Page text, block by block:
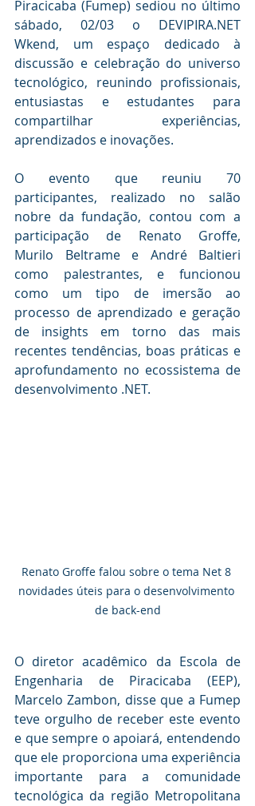
Piracicaba (Fumep) sediou no último
sábado, 02/03 o DEVIPIRA.NET
Wkend, um espaço dedicado à
discussão e celebração do universo
tecnológico, reunindo profissionais,
entusiastas e estudantes para
compartilhar experiências,
aprendizados e inovações.
O evento que reuniu 70
participantes, realizado no salão
nobre da fundação, contou com a
participação de Renato Groffe,
Murilo Beltrame e André Baltieri
como palestrantes, e funcionou
como um tipo de imersão ao
processo de aprendizado e geração
de insights em torno das mais
recentes tendências, boas práticas e
aprofundamento no ecossistema de
desenvolvimento .NET.
Renato Groffe falou sobre o tema Net 8
novidades úteis para o desenvolvimento
de back-end
O diretor acadêmico da Escola de
Engenharia de Piracicaba (EEP),
Marcelo Zambon, disse que a Fumep
teve orgulho de receber este evento
e que sempre o apoiará, entendendo
que ele proporciona uma experiência
importante para a comunidade
tecnológica da região Metropolitana